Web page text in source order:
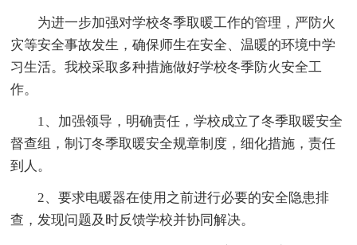
为进一步加强对学校冬季取暖工作的管理，严防火
灾等安全事故发生，确保师生在安全、温暖的环境中学
习生活。我校采取多种措施做好学校冬季防火安全工
作。
1、加强领导，明确责任，学校成立了冬季取暖安全
督查组，制订冬季取暖安全规章制度，细化措施，责任
到人。
2、要求电暖器在使用之前进行必要的安全隐患排
查，发现问题及时反馈学校并协同解决。